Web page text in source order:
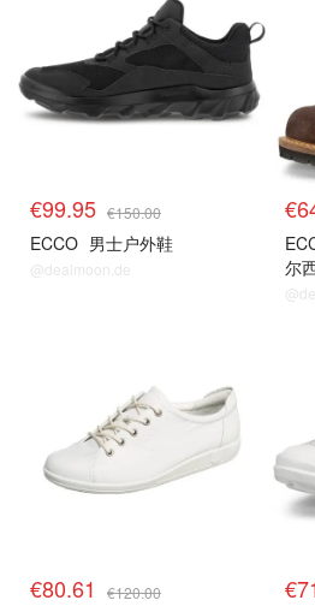
€99.95 €150.00
ECCO 男士户外鞋
@dealmoon.de
尔
€80.61 €120.00